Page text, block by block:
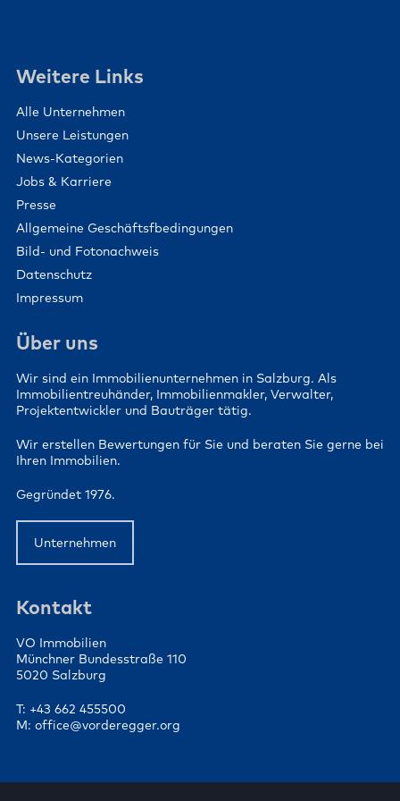
Weitere Links
Alle Unternehmen
Unsere Leistungen
News-Kategorien
Jobs & Karriere
Presse
Allgemeine Geschäftsfbedingungen
Bild- und Fotonachweis
Datenschutz
Impressum
Über uns
Wir sind ein Immobilienunternehmen in Salzburg. Als
Immobilientreuhänder, Immobilienmakler, Verwalter,
Projektentwickler und Bauträger tätig.
Wir erstellen Bewertungen für Sie und beraten Sie gerne bei
Ihren Immobilien.
Gegründet 1976.
Unternehmen
Kontakt
VO Immobilien
Münchner Bundesstraße 110
5020 Salzburg
T: +43 662 455500
M: office@vorderegger.org